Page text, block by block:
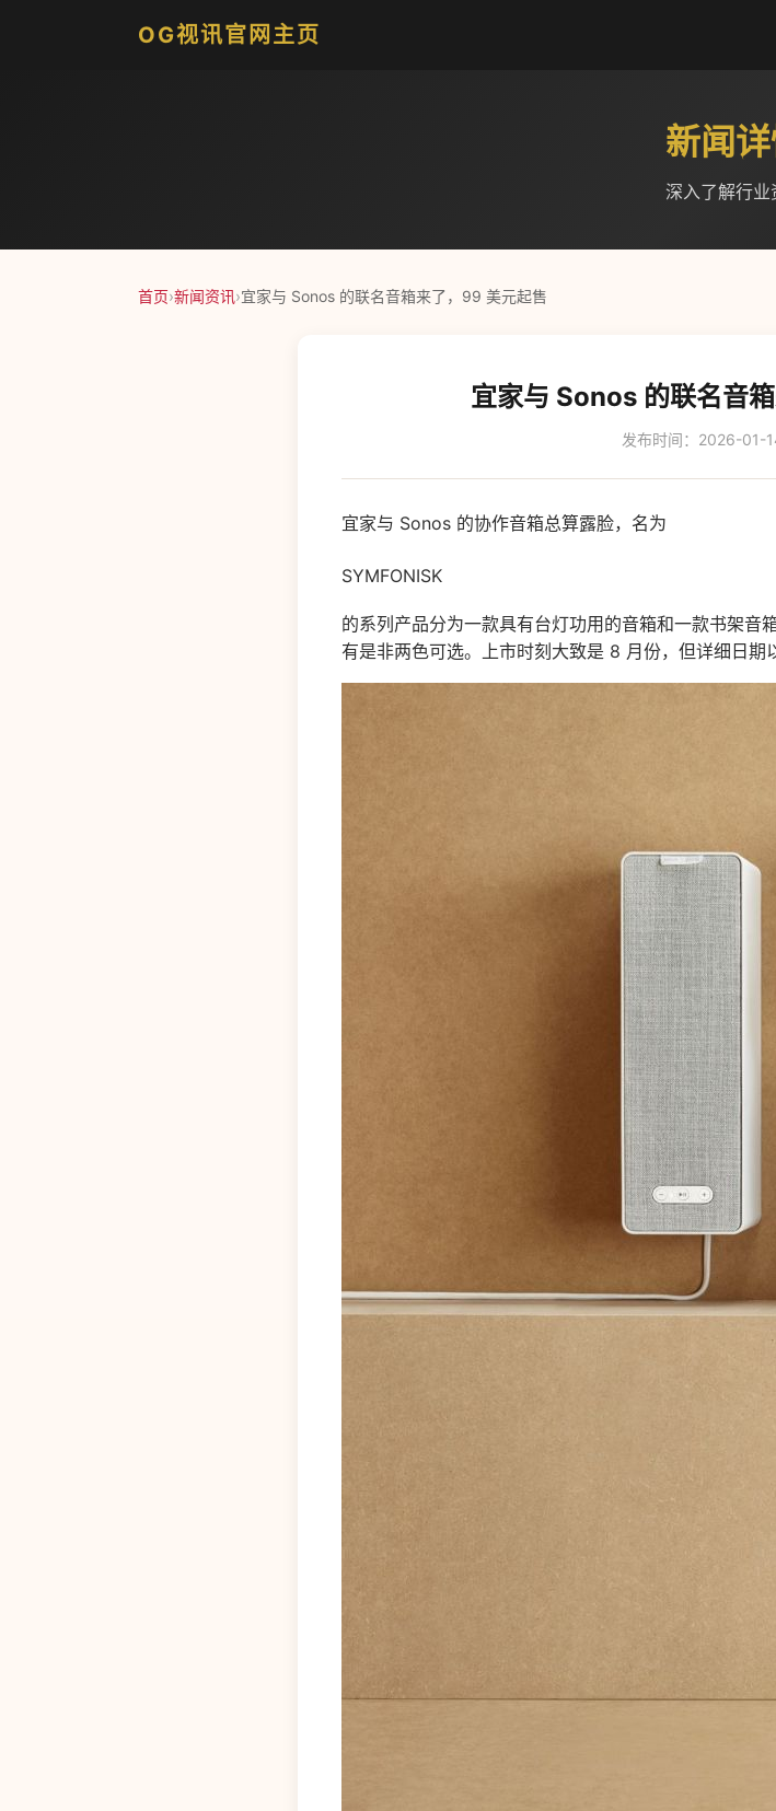
OG视讯官网主页
新闻
深入了解行业
首页›新闻资讯›宜家与 Sonos 的联名音箱来了，99 美元起售
宜家与 Sonos 的联名音
发布时间：2026-01-
宜家与 Sonos 的协作音箱总算露脸，名为
SYMFONISK
的系列产品分为一款具有台灯功用的音箱和一款书架音
有是非两色可选。上市时刻大致是 8 月份，但详细日期